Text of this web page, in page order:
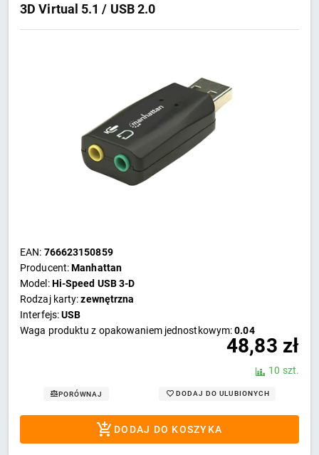
3D Virtual 5.1 / USB 2.0
EAN: 766623150859
Producent:Manhattan
Model:Hi-Speed USB 3-D
Rodzaj karty:zewnętrzna
Interfejs:USB
Waga produktu z opakowaniem jednostkowym:0.04
48,83 zł
10 szt.
PORÓWNAJ DODAJ DO ULUBIONYCH
DODAJ DO KOSZYKA